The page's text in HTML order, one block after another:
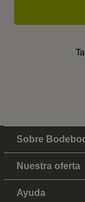
Sobre
Nuestra oferta
Ayuda